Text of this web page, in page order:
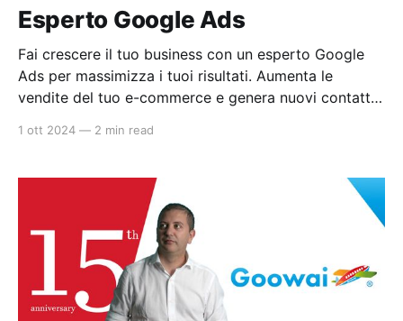
Esperto Google Ads
Fai crescere il tuo business con un esperto Google
Ads per massimizza i tuoi risultati. Aumenta le
vendite del tuo e-commerce e genera nuovi contatti
1 ott 2024 — 2 min read